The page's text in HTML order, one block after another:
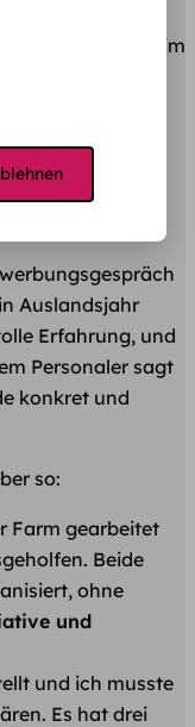
ist. Dabei
das du im
du mit
du dich schnell
Auslandsjahr
Erfahrung, und
Personaler sagt
konkret und
so:
Farm gearbeitet
Beide
ohne
und
und ich musste
Es hat drei